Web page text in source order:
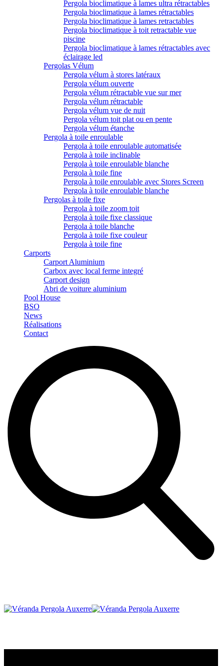
Pergola bioclimatique à lames ultra rétractables
Pergola bioclimatique à lames rétractables
Pergola bioclimatique à lames retractables
Pergola bioclimatique à toit retractable vue
piscine
Pergola bioclimatique à lames rétractables avec
éclairage led
Pergolas Vélum
Pergola vélum à stores latéraux
Pergola vélum ouverte
Pergola vélum rétractable vue sur mer
Pergola vélum rétractable
Pergola vélum vue de nuit
Pergola vélum toit plat ou en pente
Pergola vélum étanche
Pergola à toile enroulable
Pergola à toile enroulable automatisée
Pergola à toile inclinable
Pergola à toile enroulable blanche
Pergola à toile fine
Pergola à toile enroulable avec Stores Screen
Pergola à toile enroulable blanche
Pergolas à toile fixe
Pergola à toile zoom toit
Pergola à toile fixe classique
Pergola à toile blanche
Pergola à toile fixe couleur
Pergola à toile fine
Carports
Carport Aluminium
Carbox avec local ferme integré
Carport design
Abri de voiture aluminium
Pool House
BSO
News
Réalisations
Contact